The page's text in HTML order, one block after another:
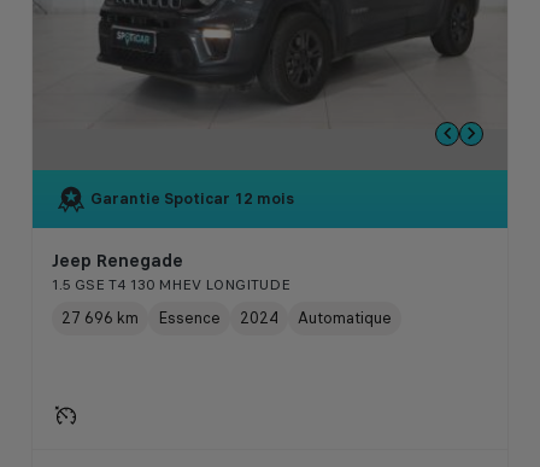
Garantie Spoticar 12 mois
Jeep Renegade
1.5 GSE T4 130 MHEV LONGITUDE
27 696 km Essence 2024 Automatique